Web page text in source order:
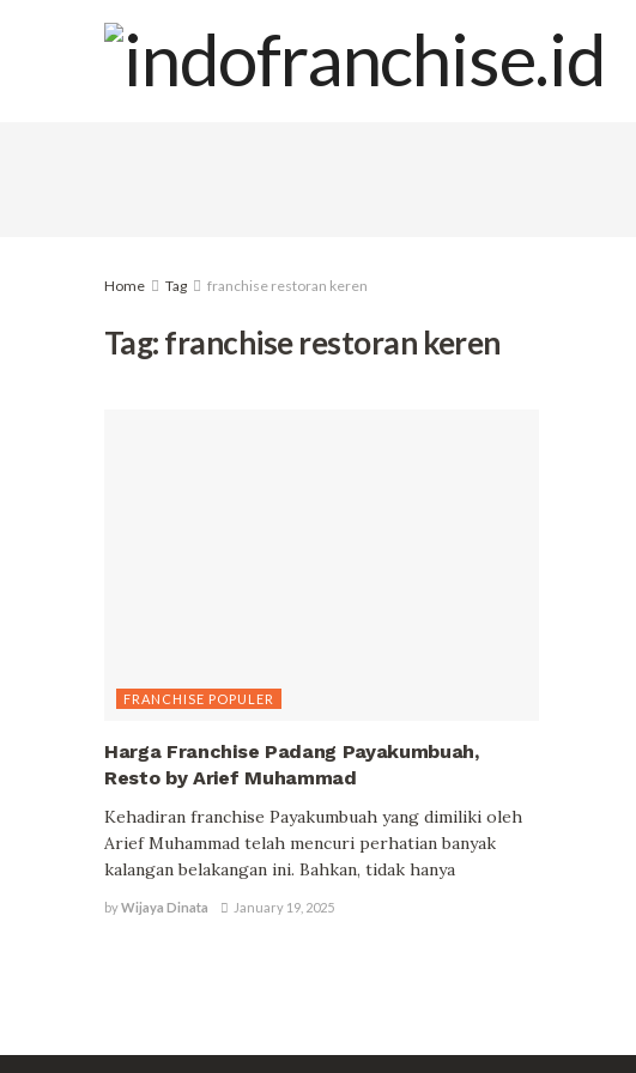
Home Tag franchise restoran keren
Tag:franchise restoran keren
FRANCHISE POPULER
Harga Franchise Padang Payakumbuah,
Resto by Arief Muhammad
Kehadiran franchise Payakumbuah yang dimiliki oleh
Arief Muhammad telah mencuri perhatian banyak
kalangan belakangan ini. Bahkan, tidak hanya
byWijaya Dinata January 19, 2025